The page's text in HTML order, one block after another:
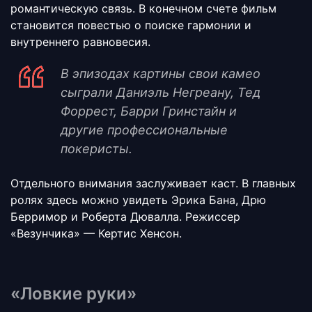
романтическую связь. В конечном счете фильм
становится повестью о поиске гармонии и
внутреннего равновесия.
В эпизодах картины свои камео
сыграли Даниэль Негреану, Тед
Форрест, Барри Гринстайн и
другие профессиональные
покеристы.
Отдельного внимания заслуживает каст. В главных
ролях здесь можно увидеть Эрика Бана, Дрю
Берримор и Роберта Дювалла. Режиссер
«Везунчика» — Кертис Хенсон.
«Ловкие руки»